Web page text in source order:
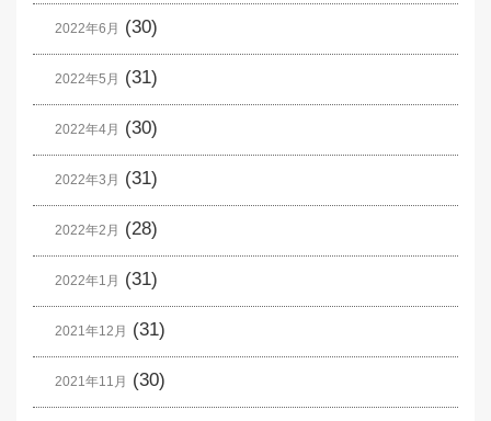
2022年6月 (30)
2022年5月 (31)
2022年4月 (30)
2022年3月 (31)
2022年2月 (28)
2022年1月 (31)
2021年12月 (31)
2021年11月 (30)